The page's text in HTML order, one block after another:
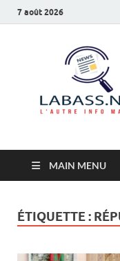
7 août 2026
MAIN MENU
ÉTIQUETTE :